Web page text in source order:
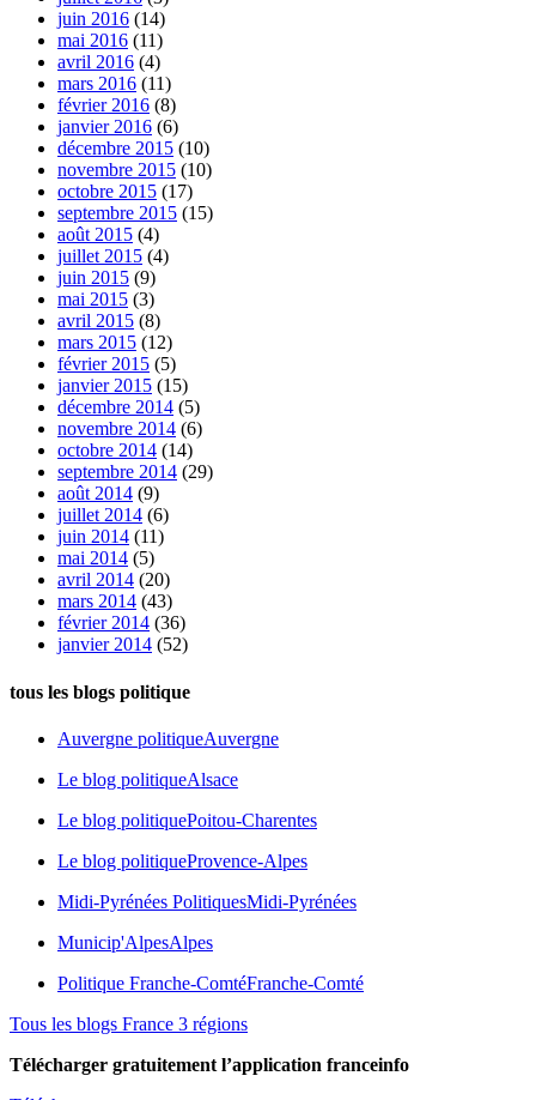
juin 2016 (14)
mai 2016 (11)
avril 2016 (4)
mars 2016 (11)
février 2016 (8)
janvier 2016 (6)
décembre 2015 (10)
novembre 2015 (10)
octobre 2015 (17)
septembre 2015 (15)
août 2015 (4)
juillet 2015 (4)
juin 2015 (9)
mai 2015 (3)
avril 2015 (8)
mars 2015 (12)
février 2015 (5)
janvier 2015 (15)
décembre 2014 (5)
novembre 2014 (6)
octobre 2014 (14)
septembre 2014 (29)
août 2014 (9)
juillet 2014 (6)
juin 2014 (11)
mai 2014 (5)
avril 2014 (20)
mars 2014 (43)
février 2014 (36)
janvier 2014 (52)
tous les blogs politique
Auvergne politiqueAuvergne
Le blog politiqueAlsace
Le blog politiquePoitou-Charentes
Le blog politiqueProvence-Alpes
Midi-Pyrénées PolitiquesMidi-Pyrénées
Municip'AlpesAlpes
Politique Franche-ComtéFranche-Comté
Tous les blogs France 3 régions
Télécharger gratuitement l’application franceinfo